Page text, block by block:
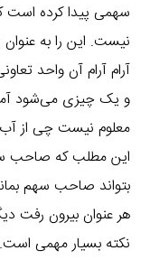
سهمی پیدا کرده است
نیست. این را به
آرام آرام آن واحد
و یک چیزی می‌شود
معلوم نیست چی از آب
این مطلب که صاحب
بتواند صاحب سهم
هر عنوان بیرون رفت
نکته بسیار مهمی